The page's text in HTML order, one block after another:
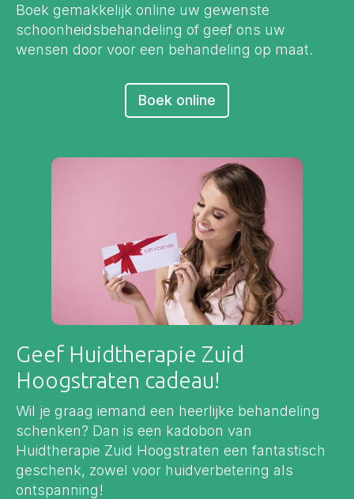
Boek gemakkelijk online uw gewenste
schoonheidsbehandeling of geef ons uw
wensen door voor een behandeling op maat.
Boek online
Geef Huidtherapie Zuid
Hoogstraten cadeau!
Wil je graag iemand een heerlijke behandeling
schenken? Dan is een kadobon van
Huidtherapie Zuid Hoogstraten een fantastisch
geschenk, zowel voor huidverbetering als
ontspanning!